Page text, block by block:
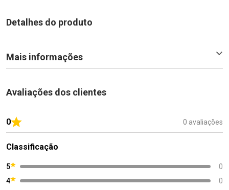
Detalhes do produto
Mais informações
Avaliações dos clientes
0 0 avaliações
Classificação
5
0
4
0